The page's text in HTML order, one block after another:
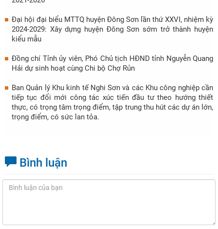
Đại hội đại biểu MTTQ huyện Đông Sơn lần thứ XXVI, nhiệm kỳ
2024-2029: Xây dựng huyện Đông Sơn sớm trở thành huyện
kiểu mẫu
Đồng chí Tỉnh ủy viên, Phó Chủ tịch HĐND tỉnh Nguyễn Quang
Hải dự sinh hoạt cùng Chi bộ Chợ Rủn
Ban Quản lý Khu kinh tế Nghi Sơn và các Khu công nghiệp cần
tiếp tục đổi mới công tác xúc tiến đầu tư theo hướng thiết
thực, có trọng tâm trọng điểm, tập trung thu hút các dự án lớn,
trọng điểm, có sức lan tỏa.
Bình luận